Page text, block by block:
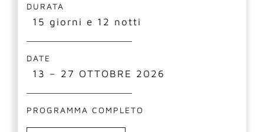
DURATA
15 giorni e 12 notti
DATE
13 – 27 OTTOBRE 2026
PROGRAMMA COMPLETO